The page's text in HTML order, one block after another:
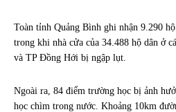
Toàn tỉnh Quảng Bình ghi nhận 9.290 hộ
trong khi nhà cửa của 34.488 hộ dân ở
và TP Đồng Hới bị ngập lụt.
Ngoài ra, 84 điểm trường học bị ảnh
học chìm trong nước. Khoảng 10km